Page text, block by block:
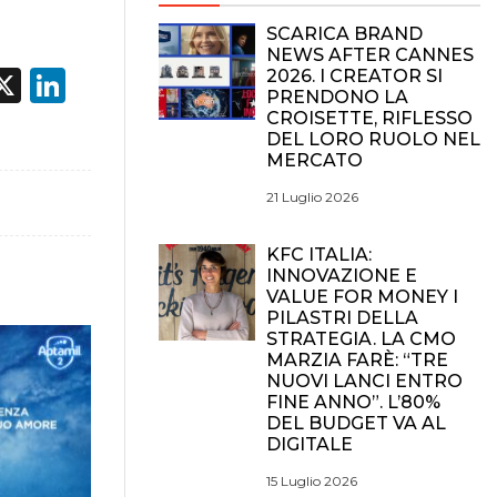
X LinkedIn
SCARICA BRAND
NEWS AFTER CANNES
2026. I CREATOR SI
PRENDONO LA
CROISETTE, RIFLESSO
DEL LORO RUOLO NEL
MERCATO
21 Luglio 2026
KFC ITALIA:
INNOVAZIONE E
VALUE FOR MONEY I
PILASTRI DELLA
STRATEGIA. LA CMO
MARZIA FARÈ: “TRE
NUOVI LANCI ENTRO
FINE ANNO”. L’80%
DEL BUDGET VA AL
DIGITALE
15 Luglio 2026